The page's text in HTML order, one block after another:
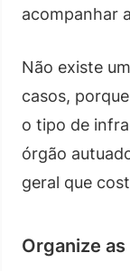
acompanhar
Não existe
casos,
o tipo de
órgão
geral que
Organize